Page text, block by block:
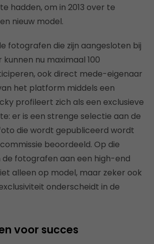
hadden, om in 2013 over te
nieuw model.
fotografen die zijn aangesloten bij
nu maximaal 100
ook direct mede-eigenaar
het platform middels een
profileert zich als een exclusieve
er is een strenge selectie aan de
die wordt gepubliceerd wordt
beoordeeld. Op die
de fotografen aan een high-end
alleen op model, maar zeker ook
onderscheidt in de
voor succes